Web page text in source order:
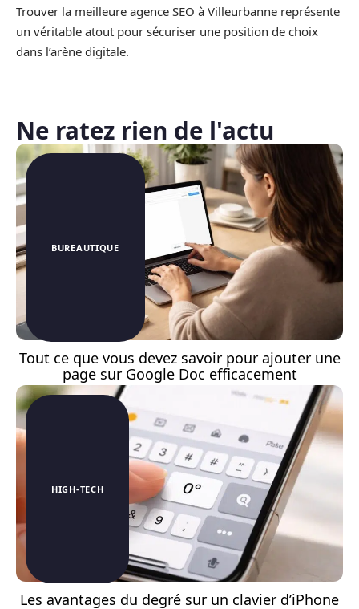
Trouver la meilleure agence SEO à Villeurbanne représente
un véritable atout pour sécuriser une position de choix
dans l’arène digitale.
Ne ratez rien de l'actu
BUREAUTIQUE
Tout ce que vous devez savoir pour ajouter une
page sur Google Doc efficacement
HIGH-TECH
Les avantages du degré sur un clavier d’iPhone